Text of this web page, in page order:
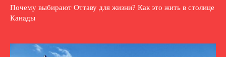
Почему выбирают Оттаву для жизни? Как это жить в столице
Канады